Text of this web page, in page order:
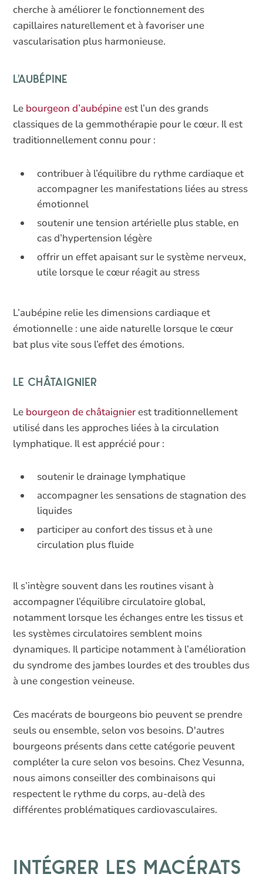
cherche à améliorer le fonctionnement des
capillaires naturellement et à favoriser une
vascularisation plus harmonieuse.
L’aubépine
Le bourgeon d’aubépineest l’un des grands
classiques de la gemmothérapie pour le cœur. Il est
traditionnellement connu pour :
contribuer à l’équilibre du rythme cardiaque et
accompagner les manifestations liées au stress
émotionnel
soutenir une tension artérielle plus stable, en
cas d’hypertension légère
offrir un effet apaisant sur le système nerveux,
utile lorsque le cœur réagit au stress
L’aubépine relie les dimensions cardiaque et
émotionnelle : une aide naturelle lorsque le cœur
bat plus vite sous l’effet des émotions.
Le châtaignier
Le bourgeon de châtaignierest traditionnellement
utilisé dans les approches liées à la circulation
lymphatique. Il est apprécié pour :
soutenir le drainage lymphatique
accompagner les sensations de stagnation des
liquides
participer au confort des tissus et à une
circulation plus fluide
Il s’intègre souvent dans les routines visant à
accompagner l’équilibre circulatoire global,
notamment lorsque les échanges entre les tissus et
les systèmes circulatoires semblent moins
dynamiques. Il participe notamment à l’amélioration
du syndrome des jambes lourdes et des troubles dus
à une congestion veineuse.
Ces macérats de bourgeons bio peuvent se prendre
seuls ou ensemble, selon vos besoins. D'autres
bourgeons présents dans cette catégorie peuvent
compléter la cure selon vos besoins. Chez Vesunna,
nous aimons conseiller des combinaisons qui
respectent le rythme du corps, au-delà des
différentes problématiques cardiovasculaires.
Intégrer les macérats